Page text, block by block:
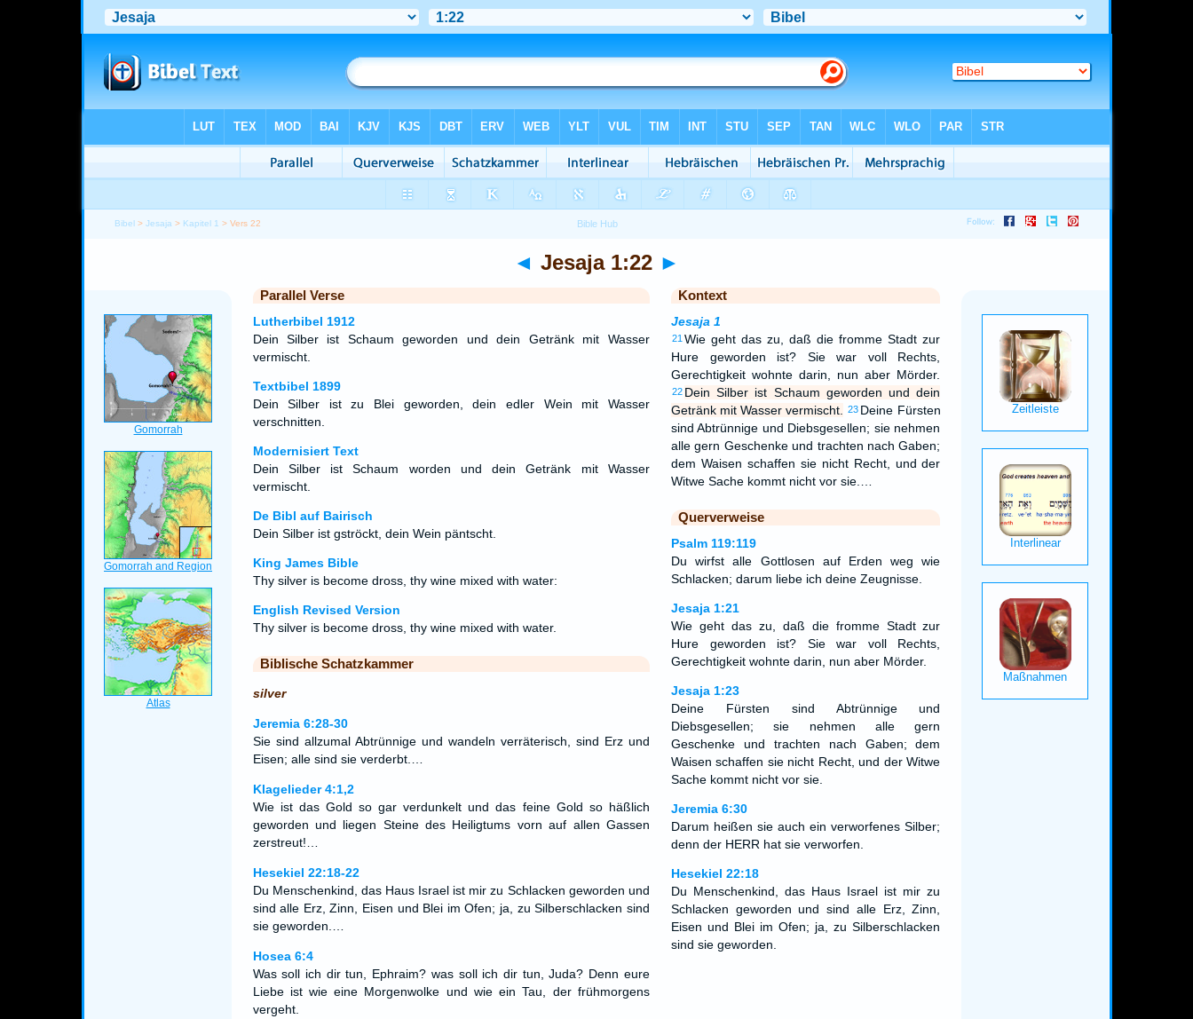
Bibel >Jesaja > Kapitel 1 > Vers 22
◄ Jesaja 1:22 ►
Parallel Verse
Lutherbibel 1912
Dein Silber ist Schaum geworden und dein Getränk mit Wasser
vermischt.
Textbibel 1899
Dein Silber ist zu Blei geworden, dein edler Wein mit Wasser
verschnitten.
Modernisiert Text
Dein Silber ist Schaum worden und dein Getränk mit Wasser
vermischt.
De Bibl auf Bairisch
Dein Silber ist gströckt, dein Wein päntscht.
King James Bible
Thy silver is become dross, thy wine mixed with water:
English Revised Version
Thy silver is become dross, thy wine mixed with water.
Biblische Schatzkammer
silver
Jeremia 6:28-30
Sie sind allzumal Abtrünnige und wandeln verräterisch, sind Erz und
Eisen; alle sind sie verderbt.…
Klagelieder 4:1,2
Wie ist das Gold so gar verdunkelt und das feine Gold so häßlich
geworden und liegen Steine des Heiligtums vorn auf allen Gassen
zerstreut!…
Hesekiel 22:18-22
Du Menschenkind, das Haus Israel ist mir zu Schlacken geworden und
sind alle Erz, Zinn, Eisen und Blei im Ofen; ja, zu Silberschlacken sind
sie geworden.…
Hosea 6:4
Was soll ich dir tun, Ephraim? was soll ich dir tun, Juda? Denn eure
Liebe ist wie eine Morgenwolke und wie ein Tau, der frühmorgens
vergeht.
Kontext
Jesaja 1
21 Wie geht das zu, daß die fromme Stadt zur
Hure geworden ist? Sie war voll Rechts,
Gerechtigkeit wohnte darin, nun aber Mörder.
22 Dein Silber ist Schaum geworden und dein
Getränk mit Wasser vermischt.
23 Deine Fürsten
sind Abtrünnige und Diebsgesellen; sie nehmen
alle gern Geschenke und trachten nach Gaben;
dem Waisen schaffen sie nicht Recht, und der
Witwe Sache kommt nicht vor sie.…
Querverweise
Psalm 119:119
Du wirfst alle Gottlosen auf Erden weg wie
Schlacken; darum liebe ich deine Zeugnisse.
Jesaja 1:21
Wie geht das zu, daß die fromme Stadt zur
Hure geworden ist? Sie war voll Rechts,
Gerechtigkeit wohnte darin, nun aber Mörder.
Jesaja 1:23
Deine Fürsten sind Abtrünnige und
Diebsgesellen; sie nehmen alle gern
Geschenke und trachten nach Gaben; dem
Waisen schaffen sie nicht Recht, und der Witwe
Sache kommt nicht vor sie.
Jeremia 6:30
Darum heißen sie auch ein verworfenes Silber;
denn der HERR hat sie verworfen.
Hesekiel 22:18
Du Menschenkind, das Haus Israel ist mir zu
Schlacken geworden und sind alle Erz, Zinn,
Eisen und Blei im Ofen; ja, zu Silberschlacken
sind sie geworden.